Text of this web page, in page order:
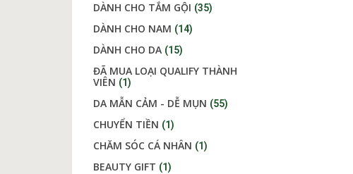
DÀNH CHO TẮM GỘI (35)
DÀNH CHO NAM (14)
DÀNH CHO DA (15)
ĐÃ MUA LOẠI QUALIFY THÀNH
VIÊN (1)
DA MẪN CẢM - DỄ MỤN (55)
CHUYỂN TIỀN (1)
CHĂM SÓC CÁ NHÂN (1)
BEAUTY GIFT (1)